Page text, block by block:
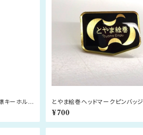
キーホルダ とやま絵巻ヘッドマークピンバッジ
¥700